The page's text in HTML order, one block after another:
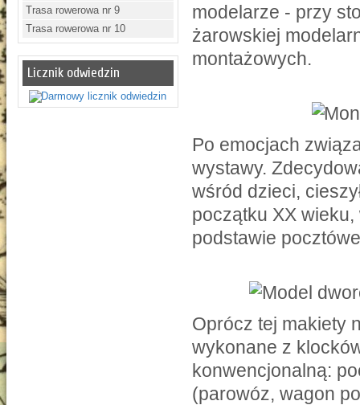
Trasa rowerowa nr 9
Trasa rowerowa nr 10
Licznik odwiedzin
modelarze - przy
żarowskiej
montażowych.
Po emocjach
wystawy.
wśród dzieci,
początku XX
podstawie
Oprócz tej makiety
wykonane z
konwencjonalną:
(parowóz, wagon